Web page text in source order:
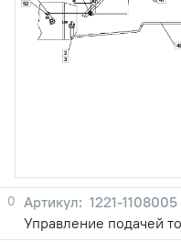
2
3
52
0
1221-1108005
Управление подачей